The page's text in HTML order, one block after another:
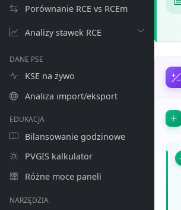
Porównanie RCE vs RCEm
Analizy stawek RCE
DANE PSE
KSE na żywo
Analiza import/eksport
EDUKACJA
Bilansowanie godzinowe
PVGIS kalkulator
Różne moce paneli
NARZĘDZIA